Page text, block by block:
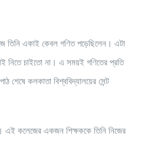
তিনি একাই কেবল গণিত পড়েছিলেন। এটা
নিতে চাইতো না। এ সময়ই গণিতের প্রতি
শেষে কলকাতা বিশ্ববিদ্যালয়ের সেন্ট
এই কলেজের একজন শিক্ষককে তিনি নিজের